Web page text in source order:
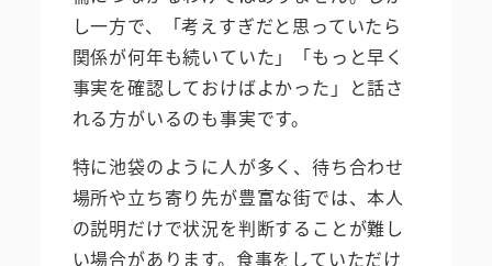
し一方で、「考えすぎだと思っていたら
関係が何年も続いていた」「もっと早く
事実を確認しておけばよかった」と話さ
れる方がいるのも事実です。
特に池袋のように人が多く、待ち合わせ
場所や立ち寄り先が豊富な街では、本人
の説明だけで状況を判断することが難し
い場合があります。食事をしていただけ